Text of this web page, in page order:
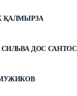
ҚАЛМЫРЗА
ДОС САНТОС